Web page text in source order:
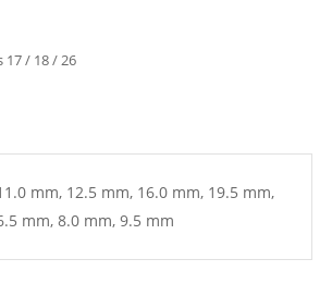
17 / 18 / 26
mm, 12.5 mm, 16.0 mm, 19.5 mm,
mm, 8.0 mm, 9.5 mm